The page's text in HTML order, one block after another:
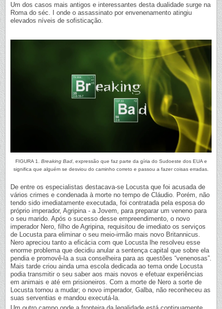
Um dos casos mais antigos e interessantes desta dualidade surge na
Roma do séc. I onde o assassinato por envenenamento atingiu
elevados níveis de sofisticação.
FIGURA 1. Breaking Bad, expressão que faz parte da gíria do Sudoeste dos EUA e
significa que alguém se desviou do caminho correto e passou a fazer coisas erradas.
De entre os especialistas destacava-se Locusta que foi acusada de
vários crimes e condenada à morte no tempo de Cláudio. Porém, não
tendo sido imediatamente executada, foi contratada pela esposa do
próprio imperador, Agripina - a Jovem, para preparar um veneno para
o seu marido. Após o sucesso desse empreendimento, o novo
imperador Nero, filho de Agripina, requisitou de imediato os serviços
de Locusta para eliminar o seu meio-irmão mais novo Britannicus.
Nero apreciou tanto a eficácia com que Locusta lhe resolveu esse
enorme problema que decidiu anular a sentença capital que sobre ela
pendia e promovê-la a sua conselheira para as questões “venenosas”.
Mais tarde criou ainda uma escola dedicada ao tema onde Locusta
podia transmitir o seu saber aos mais novos e efetuar experiências
em animais e até em prisioneiros. Com a morte de Nero a sorte de
Locusta tornou a mudar; o novo imperador, Galba, não reconheceu as
suas serventias e mandou executá-la.